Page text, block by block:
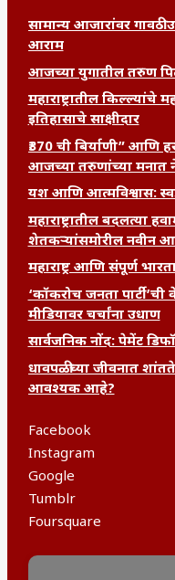
सामान्य आजारांवर गावठी
आराम
आजच्या युगातील तरुण
महाराष्ट्रातील किल्ल्यांचे
इतिहासाचे साक्षीदार
₹370 ची बिर्याणी” आणि
आजच्या तरुणांच्या
यश आणि आत्मविश्वास:
महाराष्ट्रातील बदलत्या
शेतकऱ्यांसमोरील नवीन
महाराष्ट्र आणि संपूर्ण
‘कॉकरोच जनता
मीडियावर चर्चांना उधाण
सार्वजनिक नोंद: पेमेंट
धावपळीच्या जीवनात
आवश्यक आहे?
Facebook
Instagram
Google
Tumblr
Foursquare